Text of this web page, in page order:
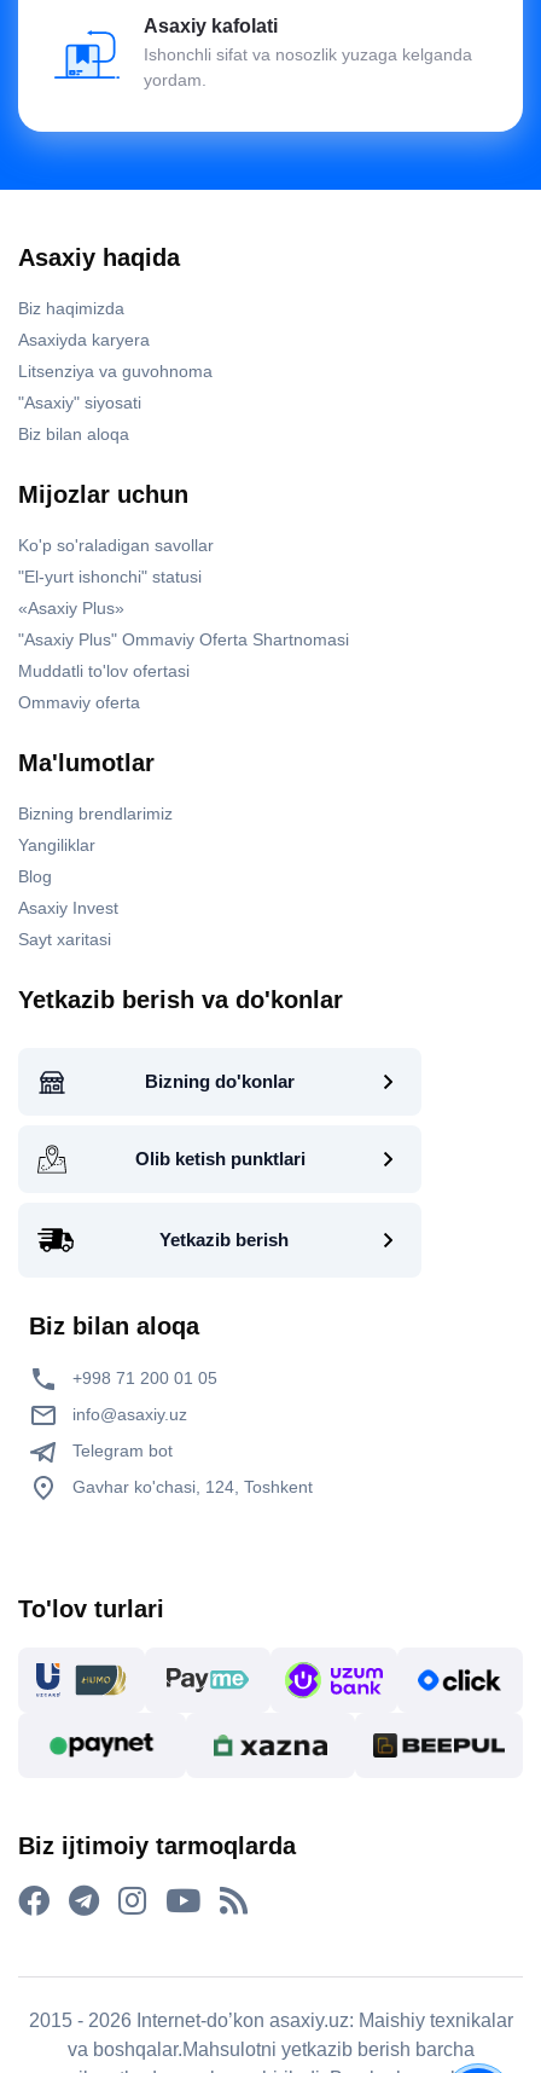
Asaxiy kafolati
Ishonchli sifat va nosozlik yuzaga kelganda
yordam.
Asaxiy haqida
Biz haqimizda
Asaxiyda karyera
Litsenziya va guvohnoma
"Asaxiy" siyosati
Biz bilan aloqa
Mijozlar uchun
Ko'p so'raladigan savollar
"El-yurt ishonchi" statusi
«Asaxiy Plus»
"Asaxiy Plus" Ommaviy Oferta Shartnomasi
Muddatli to'lov ofertasi
Ommaviy oferta
Ma'lumotlar
Bizning brendlarimiz
Yangiliklar
Blog
Asaxiy Invest
Sayt xaritasi
Yetkazib berish va do'konlar
Bizning do'konlar
Olib ketish punktlari
Yetkazib berish
Biz bilan aloqa
+998 71 200 01 05
info@asaxiy.uz
Telegram bot
Gavhar ko'chasi, 124, Toshkent
To'lov turlari
Biz ijtimoiy tarmoqlarda
2015 - 2026 Internet-do’kon asaxiy.uz: Maishiy texnikalar
va boshqalar.Mahsulotni yetkazib berish barcha